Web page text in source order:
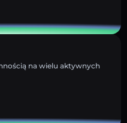
na wielu aktywnych